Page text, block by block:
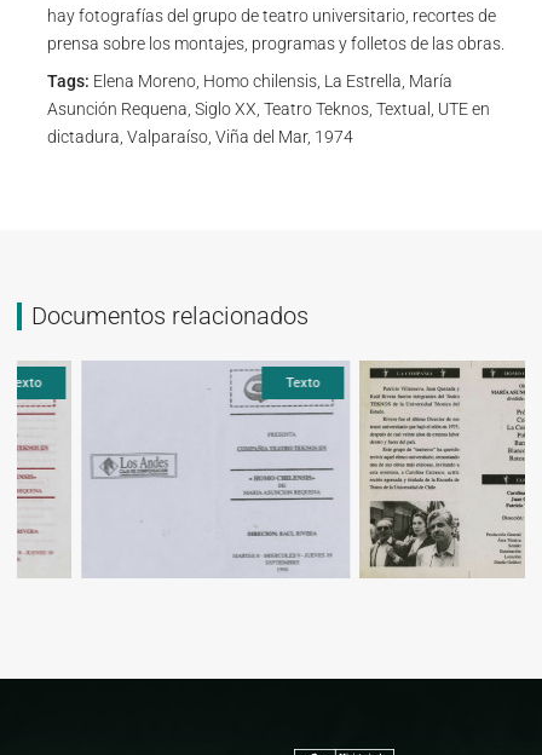
hay fotografías del grupo de teatro universitario, recortes de
prensa sobre los montajes, programas y folletos de las obras.
Tags: Elena Moreno, Homo chilensis, La Estrella, María
Asunción Requena, Siglo XX, Teatro Teknos, Textual, UTE en
dictadura, Valparaíso, Viña del Mar, 1974
Documentos relacionados
Texto